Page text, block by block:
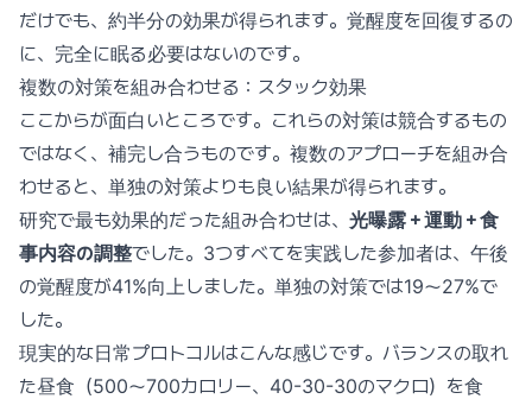
だけでも、約半分の効果が得られます。覚醒度を回復するの
に、完全に眠る必要はないのです。
複数の対策を組み合わせる：スタック効果
ここからが面白いところです。これらの対策は競合するもの
ではなく、補完し合うものです。複数のアプローチを組み合
わせると、単独の対策よりも良い結果が得られます。
研究で最も効果的だった組み合わせは、 光曝露＋運動＋食
事内容の調整でした。3つすべてを実践した参加者は、午後
の覚醒度が41%向上しました。単独の対策では19〜27%で
した。
現実的な日常プロトコルはこんな感じです。バランスの取れ
た昼食（500〜700カロリー、40-30-30のマクロ）を食